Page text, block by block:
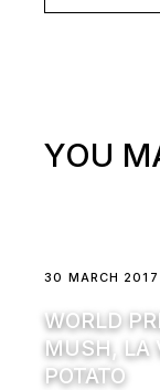
YOU
30 MARCH 2017
WORLD
MUSH, LA
POTATO